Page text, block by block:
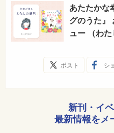
う。だきしめなくても、
ふれあって、あいてをだ
グ。
花のつぼみがひらくように
ハグで、いとしいきもちが
あたたかな
グのうた』
ュー （わた
ポスト シ
新刊・イ
最新情報をメ